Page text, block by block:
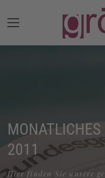
2011
Hier finden Sie unsere